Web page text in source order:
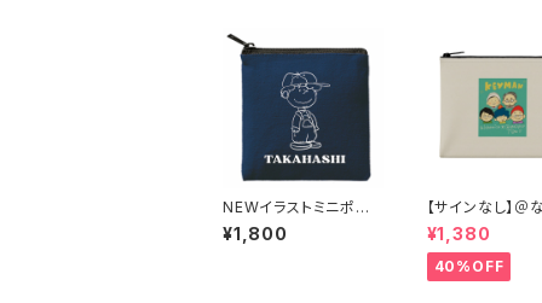
NEWイラストミニポー
チ（ネイビー）
¥1,800
【サインなし】＠
ップトリオ×アル
コラボイラスト
¥1,380
40%OFF